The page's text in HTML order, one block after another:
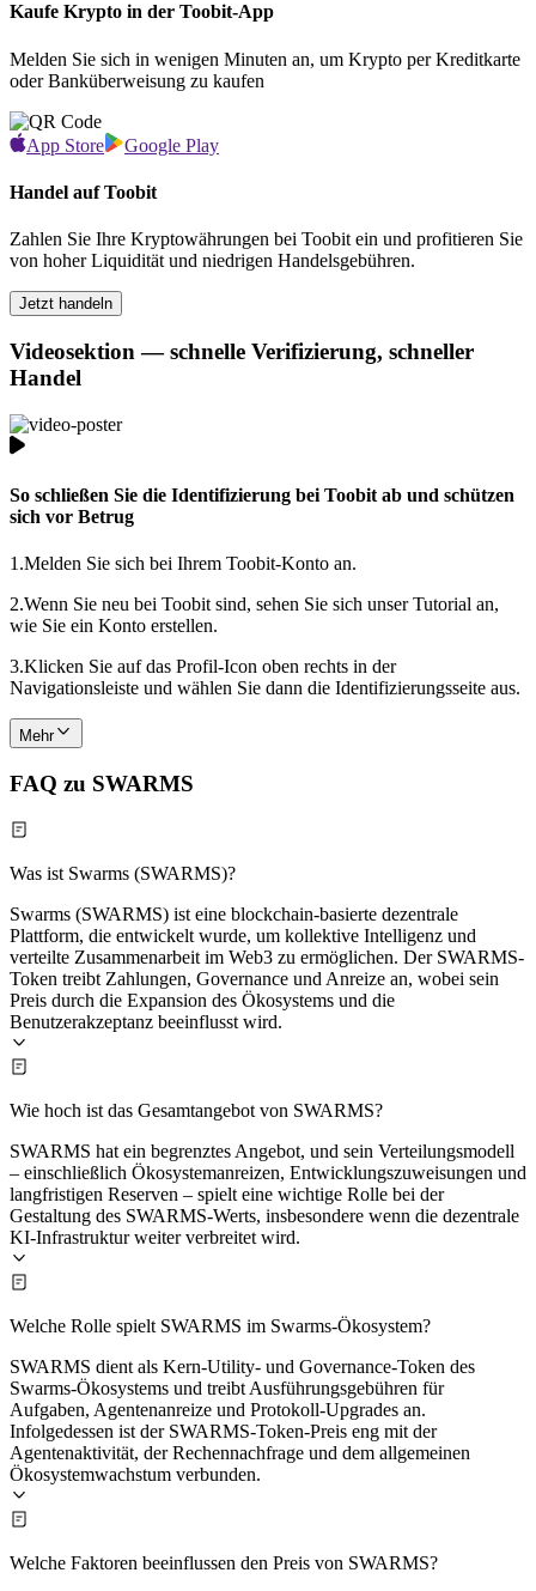
Kaufe Krypto in der Toobit-App
Melden Sie sich in wenigen Minuten an, um Krypto per Kreditkarte
oder Banküberweisung zu kaufen
App Store Google Play
Handel auf Toobit
Zahlen Sie Ihre Kryptowährungen bei Toobit ein und profitieren Sie
von hoher Liquidität und niedrigen Handelsgebühren.
Jetzt handeln
Videosektion — schnelle Verifizierung, schneller
Handel
So schließen Sie die Identifizierung bei Toobit ab und schützen
sich vor Betrug
1.Melden Sie sich bei Ihrem Toobit-Konto an.
2.Wenn Sie neu bei Toobit sind, sehen Sie sich unser Tutorial an,
wie Sie ein Konto erstellen.
3.Klicken Sie auf das Profil-Icon oben rechts in der
Navigationsleiste und wählen Sie dann die Identifizierungsseite aus.
Mehr
FAQ zu SWARMS
Was ist Swarms (SWARMS)?
Swarms (SWARMS) ist eine blockchain-basierte dezentrale
Plattform, die entwickelt wurde, um kollektive Intelligenz und
verteilte Zusammenarbeit im Web3 zu ermöglichen. Der SWARMS-
Token treibt Zahlungen, Governance und Anreize an, wobei sein
Preis durch die Expansion des Ökosystems und die
Benutzerakzeptanz beeinflusst wird.
Wie hoch ist das Gesamtangebot von SWARMS?
SWARMS hat ein begrenztes Angebot, und sein Verteilungsmodell
– einschließlich Ökosystemanreizen, Entwicklungszuweisungen und
langfristigen Reserven – spielt eine wichtige Rolle bei der
Gestaltung des SWARMS-Werts, insbesondere wenn die dezentrale
KI-Infrastruktur weiter verbreitet wird.
Welche Rolle spielt SWARMS im Swarms-Ökosystem?
SWARMS dient als Kern-Utility- und Governance-Token des
Swarms-Ökosystems und treibt Ausführungsgebühren für
Aufgaben, Agentenanreize und Protokoll-Upgrades an.
Infolgedessen ist der SWARMS-Token-Preis eng mit der
Agentenaktivität, der Rechennachfrage und dem allgemeinen
Ökosystemwachstum verbunden.
Welche Faktoren beeinflussen den Preis von SWARMS?